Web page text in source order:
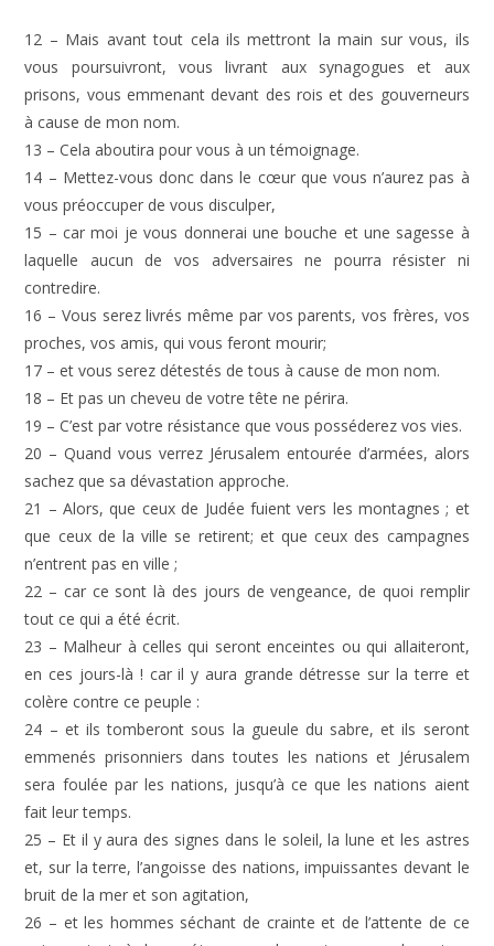
12 – Mais avant tout cela ils mettront la main sur vous, ils
vous poursuivront, vous livrant aux synagogues et aux
prisons, vous emmenant devant des rois et des gouverneurs
à cause de mon nom.
13 – Cela aboutira pour vous à un témoignage.
14 – Mettez-vous donc dans le cœur que vous n’aurez pas à
vous préoccuper de vous disculper,
15 – car moi je vous donnerai une bouche et une sagesse à
laquelle aucun de vos adversaires ne pourra résister ni
contredire.
16 – Vous serez livrés même par vos parents, vos frères, vos
proches, vos amis, qui vous feront mourir;
17 – et vous serez détestés de tous à cause de mon nom.
18 – Et pas un cheveu de votre tête ne périra.
19 – C’est par votre résistance que vous posséderez vos vies.
20 – Quand vous verrez Jérusalem entourée d’armées, alors
sachez que sa dévastation approche.
21 – Alors, que ceux de Judée fuient vers les montagnes ; et
que ceux de la ville se retirent; et que ceux des campagnes
n’entrent pas en ville ;
22 – car ce sont là des jours de vengeance, de quoi remplir
tout ce qui a été écrit.
23 – Malheur à celles qui seront enceintes ou qui allaiteront,
en ces jours-là ! car il y aura grande détresse sur la terre et
colère contre ce peuple :
24 – et ils tomberont sous la gueule du sabre, et ils seront
emmenés prisonniers dans toutes les nations et Jérusalem
sera foulée par les nations, jusqu’à ce que les nations aient
fait leur temps.
25 – Et il y aura des signes dans le soleil, la lune et les astres
et, sur la terre, l’angoisse des nations, impuissantes devant le
bruit de la mer et son agitation,
26 – et les hommes séchant de crainte et de l’attente de ce